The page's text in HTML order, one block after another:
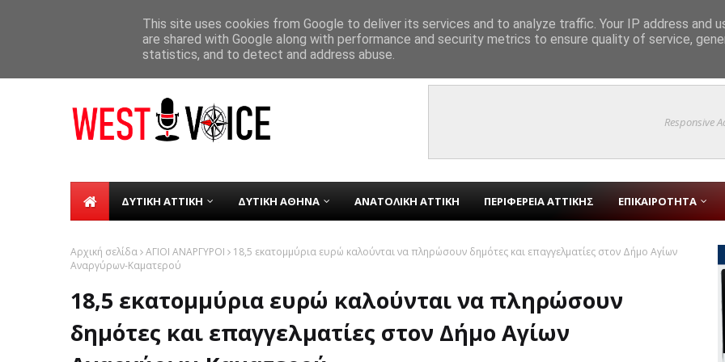
1η Δεκεμβρίου – Παγκόσμια Ημέρα κατά του AIDS ΑΙΓΑΛΕΩ
Responsive
ΔΥΤΙΚΗ ΑΤΤΙΚΗ ΔΥΤΙΚΗ ΑΘΗΝΑ ΑΝΑΤΟΛΙΚΗ ΑΤΤΙΚΗ ΠΕΡΙΦΕΡΕΙΑ ΑΤΤΙΚΗΣ ΕΠΙΚΑΙΡΟΤΗΤΑ
Αρχική σελίδα ΑΓΙΟΙ ΑΝΑΡΓΥΡΟΙ
18,5 εκατομμύρια ευρώ καλούνται να πληρώσουν δημότες και επαγγελματίες στον Δήμο Αγίων
Αναργύρων-Καματερού
18,5 εκατομμύρια ευρώ καλούνται να πληρώσουν
δημότες και επαγγελματίες στον Δήμο Αγίων
This site uses cookies from Google to deliver its services and to analyze traffic. Your IP address and
are shared with Google along with performance and security metrics to ensure quality of service,
statistics, and to detect and address abuse.